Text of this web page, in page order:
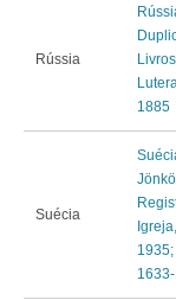
Rússia
1885
Suécia